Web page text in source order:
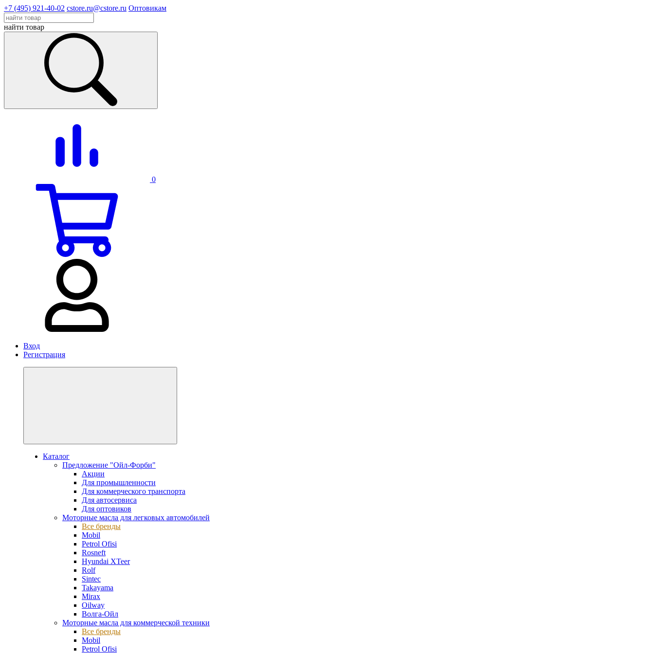
+7 (495) 921-40-02 cstore.ru@cstore.ru Оптовикам
найти товар
0
Вход
Регистрация
Каталог
Предложение "Ойл-Форби"
Акции
Для промышленности
Для коммерческого транспорта
Для автосервиса
Для оптовиков
Моторные масла для легковых автомобилей
Все бренды
Mobil
Petrol Ofisi
Rosneft
Hyundai XTeer
Rolf
Sintec
Takayama
Mirax
Oilway
Волга-Ойл
Моторные масла для коммерческой техники
Все бренды
Mobil
Petrol Ofisi